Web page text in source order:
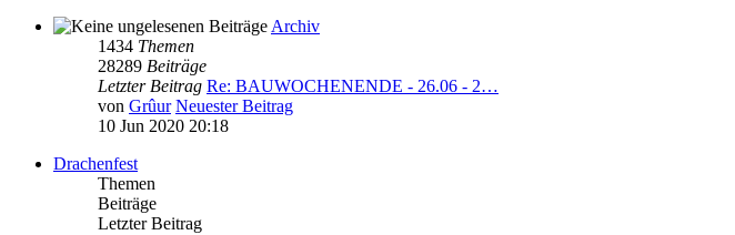
Archiv
1434 Themen
28289 Beiträge
Letzter Beitrag Re: BAUWOCHENENDE - 26.06 - 2…
von Grûur Neuester Beitrag
10 Jun 2020 20:18
Drachenfest
Themen
Beiträge
Letzter Beitrag